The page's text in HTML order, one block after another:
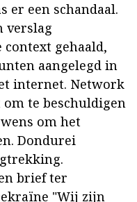
er een schandaal.
verslag
gehaald,
aangelegd in
internet. Network
te beschuldigen
om het
Dondurei
brief ter
"Wij zijn